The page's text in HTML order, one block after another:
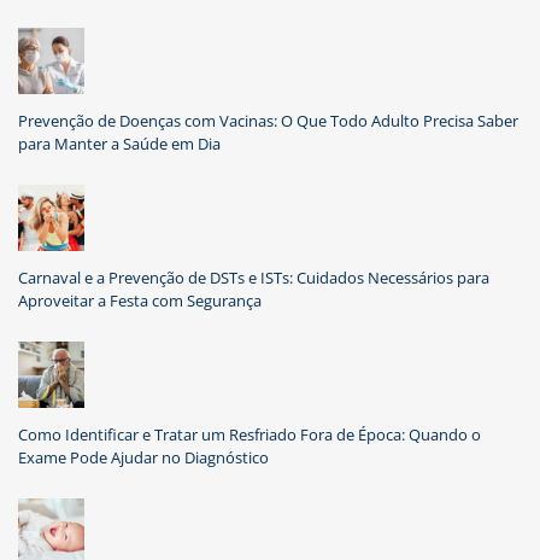
Prevenção de Doenças com Vacinas: O Que Todo Adulto Precisa Saber
para Manter a Saúde em Dia
Carnaval e a Prevenção de DSTs e ISTs: Cuidados Necessários para
Aproveitar a Festa com Segurança
Como Identificar e Tratar um Resfriado Fora de Época: Quando o
Exame Pode Ajudar no Diagnóstico